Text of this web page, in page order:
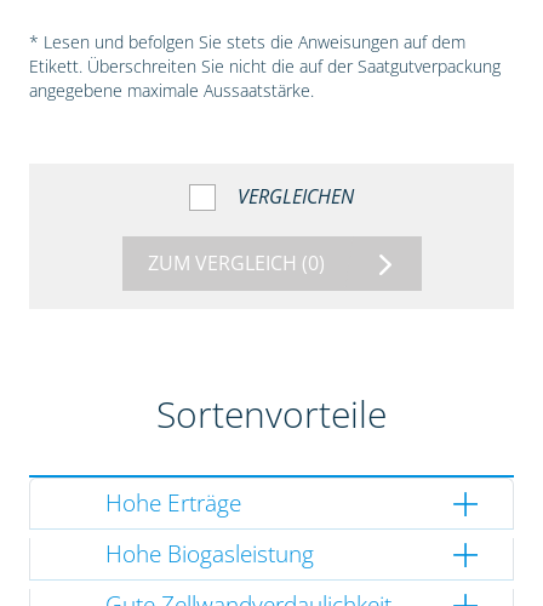
* Lesen und befolgen Sie stets die Anweisungen auf dem
Etikett. Überschreiten Sie nicht die auf der Saatgutverpackung
angegebene maximale Aussaatstärke.
VERGLEICHEN
ZUM VERGLEICH (0)
Sortenvorteile
Hohe Erträge
Hohe Biogasleistung